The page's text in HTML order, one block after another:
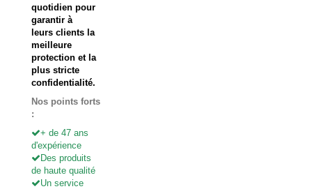
quotidien pour
garantir à
leurs clients la
meilleure
protection et la
plus stricte
confidentialité.
Nos points forts
:
+ de 47 ans
d'expérience
Des produits
de haute qualité
Un service